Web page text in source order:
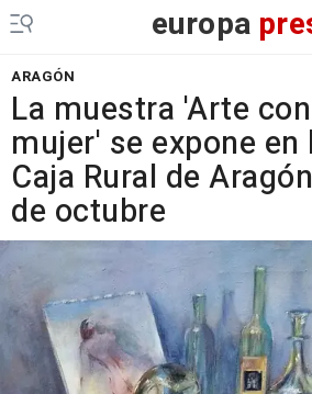
europa
ARAGÓN
La muestra 'Arte
mujer' se expone en
Caja Rural de
de octubre